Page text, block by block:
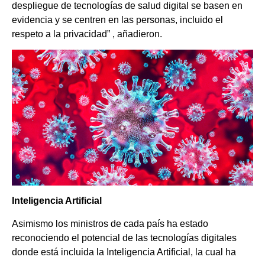
despliegue de tecnologías de salud digital se basen en
evidencia y se centren en las personas, incluido el
respeto a la privacidad” , añadieron.
Inteligencia Artificial
Asimismo los ministros de cada país ha estado
reconociendo el potencial de las tecnologías digitales
donde está incluida la Inteligencia Artificial, la cual ha